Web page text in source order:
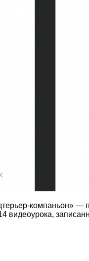
компаньон» —
видеоурока,